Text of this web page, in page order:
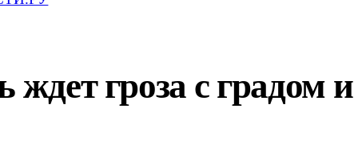
ждет гроза с